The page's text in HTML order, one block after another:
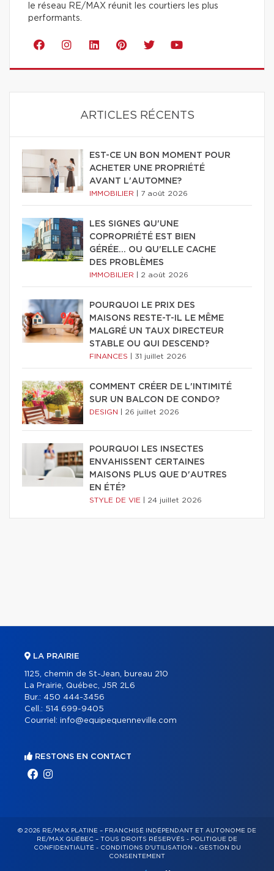
le réseau RE/MAX réunit les courtiers les plus
performants.
ARTICLES RÉCENTS
EST-CE UN BON MOMENT POUR
ACHETER UNE PROPRIÉTÉ
AVANT L'AUTOMNE?
IMMOBILIER 7 août 2026
LES SIGNES QU'UNE
COPROPRIÉTÉ EST BIEN
GÉRÉE… OU QU'ELLE CACHE
DES PROBLÈMES
IMMOBILIER 2 août 2026
POURQUOI LE PRIX DES
MAISONS RESTE-T-IL LE MÊME
MALGRÉ UN TAUX DIRECTEUR
STABLE OU QUI DESCEND?
FINANCES 31 juillet 2026
COMMENT CRÉER DE L'INTIMITÉ
SUR UN BALCON DE CONDO?
DESIGN 26 juillet 2026
POURQUOI LES INSECTES
ENVAHISSENT CERTAINES
MAISONS PLUS QUE D'AUTRES
EN ÉTÉ?
STYLE DE VIE 24 juillet 2026
LA PRAIRIE
1125, chemin de St-Jean, bureau 210
La Prairie, Québec, J5R 2L6
Bur.: 450 444-3456
Cell.: 514 699-9405
Courriel: info@equipequenneville.com
RESTONS EN CONTACT
© 2026 RE/MAX PLATINE – FRANCHISÉ INDÉPENDANT ET AUTONOME DE
RE/MAX QUÉBEC – TOUS DROITS RÉSERVÉS - POLITIQUE DE
CONFIDENTIALITÉ- CONDITIONS D'UTILISATION - GESTION DU
CONSENTEMENT